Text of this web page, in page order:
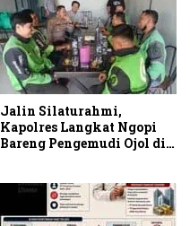
Jalin Silaturahmi,
Kapolres Langkat Ngopi
Bareng Pengemudi Ojol di